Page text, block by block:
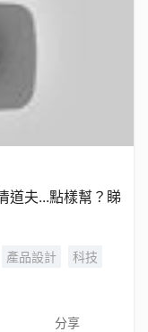
道夫...點樣幫？睇
產品設計
科技
分享